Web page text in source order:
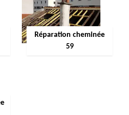
Réparation cheminée
59